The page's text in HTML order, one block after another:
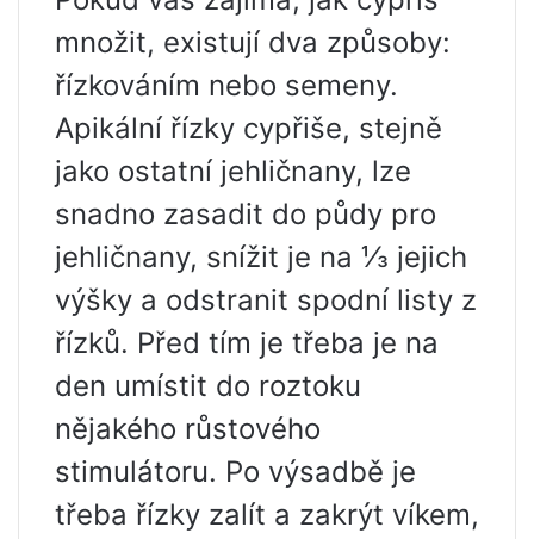
množit, existují dva způsoby:
řízkováním nebo semeny.
Apikální řízky cypřiše, stejně
jako ostatní jehličnany, lze
snadno zasadit do půdy pro
jehličnany, snížit je na ⅓ jejich
výšky a odstranit spodní listy z
řízků. Před tím je třeba je na
den umístit do roztoku
nějakého růstového
stimulátoru. Po výsadbě je
třeba řízky zalít a zakrýt víkem,